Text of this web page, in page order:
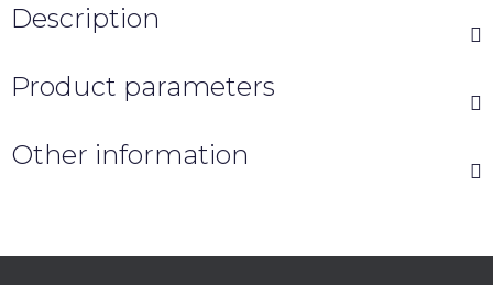
Description
Product parameters
Other information